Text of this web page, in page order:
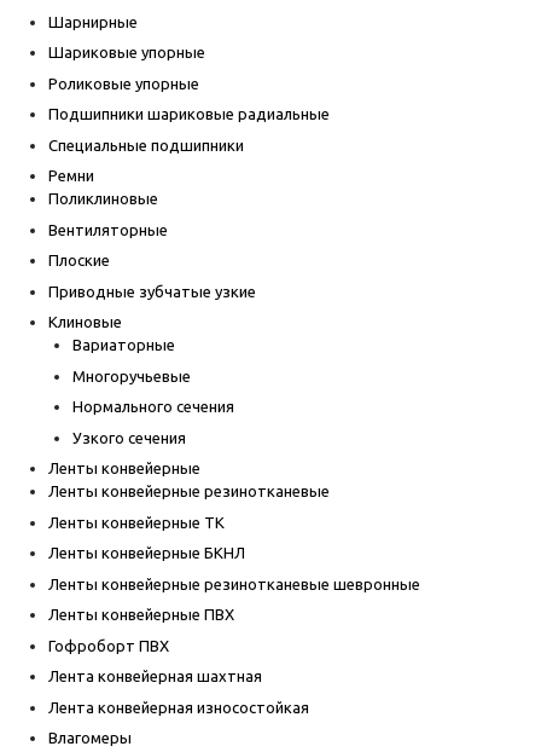
Шарнирные
Шариковые упорные
Роликовые упорные
Подшипники шариковые радиальные
Специальные подшипники
Ремни
Поликлиновые
Вентиляторные
Плоские
Приводные зубчатые узкие
Клиновые
Вариаторные
Многоручьевые
Нормального сечения
Узкого сечения
Ленты конвейерные
Ленты конвейерные резинотканевые
Ленты конвейерные ТК
Ленты конвейерные БКНЛ
Ленты конвейерные резинотканевые шевронные
Ленты конвейерные ПВХ
Гофроборт ПВХ
Лента конвейерная шахтная
Лента конвейерная износостойкая
Влагомеры